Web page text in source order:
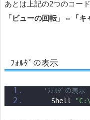
あとは上記の2つのコー
「ビューの回転」⇔「
ﾌｫﾙﾀﾞの表示
'ﾌｫﾙﾀﾞの表示
    Shell